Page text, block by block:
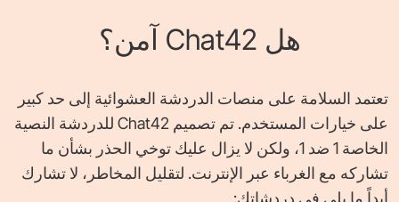
هل Chat42 آمن؟
تعتمد السلامة على منصات الدردشة العشوائية إلى حد كبير
على خيارات المستخدم. تم تصميم Chat42 للدردشة النصية
الخاصة 1 ضد 1، ولكن لا يزال عليك توخي الحذر بشأن ما
تشاركه مع الغرباء عبر الإنترنت. لتقليل المخاطر، لا تشارك
أبداً ما يلي في دردشاتك: